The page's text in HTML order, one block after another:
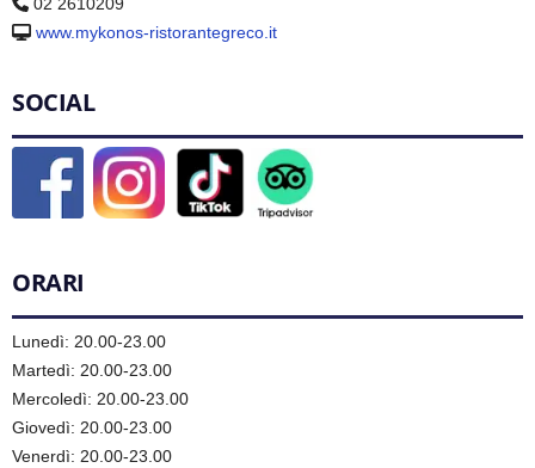
www.mykonos-ristorantegreco.it
SOCIAL
ORARI
Lunedì: 20.00-23.00
Martedì: 20.00-23.00
Mercoledì: 20.00-23.00
Giovedì: 20.00-23.00
Venerdì: 20.00-23.00